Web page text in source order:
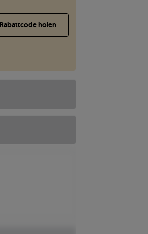
Rabattcode holen